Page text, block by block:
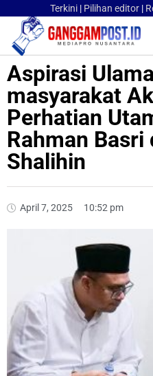
Terkini | Pilihan editor |
Aspirasi
masyarakat
Perhatian
Rahman Basri
Shalihin
April 7, 2025 10:52 pm